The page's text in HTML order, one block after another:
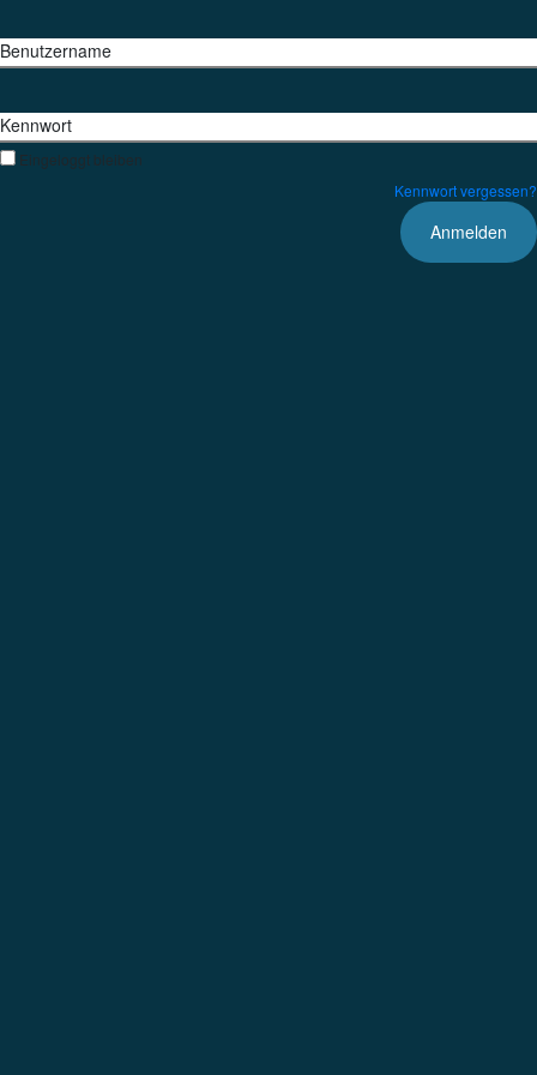
Benutzername
Kennwort
Eingeloggt bleiben
Kennwort vergessen?